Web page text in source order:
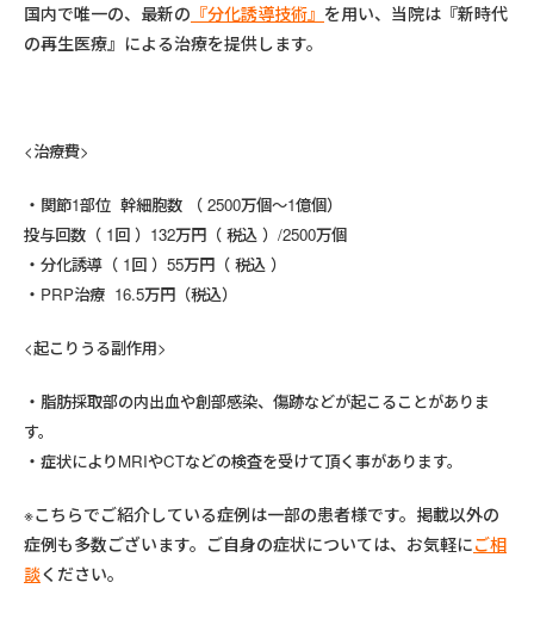
国内で唯一の、最新の 『分化誘導技術』 を用い、当院は『新時代
の再生医療』による治療を提供します。
<治療費>
関節1部位 幹細胞数 （ 2500万個～1億個）
投与回数（ 1回 ）132万円（ 税込 ）/2500万個
分化誘導（ 1回 ）55万円（ 税込 ）
PRP治療 16.5万円（税込）
<起こりうる副作用>
脂肪採取部の内出血や創部感染、傷跡などが起こることがありま
す。
症状によりMRIやCTなどの検査を受けて頂く事があります。
※こちらでご紹介している症例は一部の患者様です。掲載以外の
症例も多数ございます。ご自身の症状については、お気軽にご相
談ください。